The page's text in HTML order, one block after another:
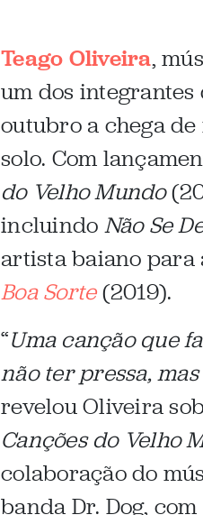
Teago Oliveira,
um dos integrantes
outubro a chega
solo. Com
do Velho Mundo
incluindo Não Se
artista baiano para
Boa Sorte(2019).
“Uma canção que
não ter pressa,
revelou Oliveira
Canções do Velho
colaboração do
banda Dr. Dog,